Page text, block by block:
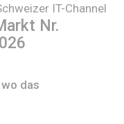
IT-Channel
Nr.
das